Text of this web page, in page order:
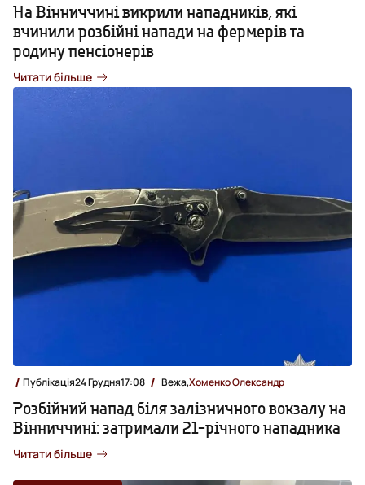
На Вінниччині викрили нападників, які
вчинили розбійні напади на фермерів та
родину пенсіонерів
Читати більше
Публікація24 Грудня17:08 Вежа,Хоменко Олександр
Розбійний напад біля залізничного вокзалу на
Вінниччині: затримали 21-річного нападника
Читати більше